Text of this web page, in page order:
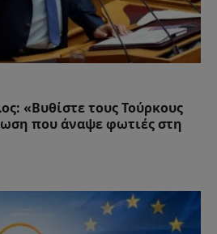
«Βυθίστε τους Τούρκους
που άναψε φωτιές στη